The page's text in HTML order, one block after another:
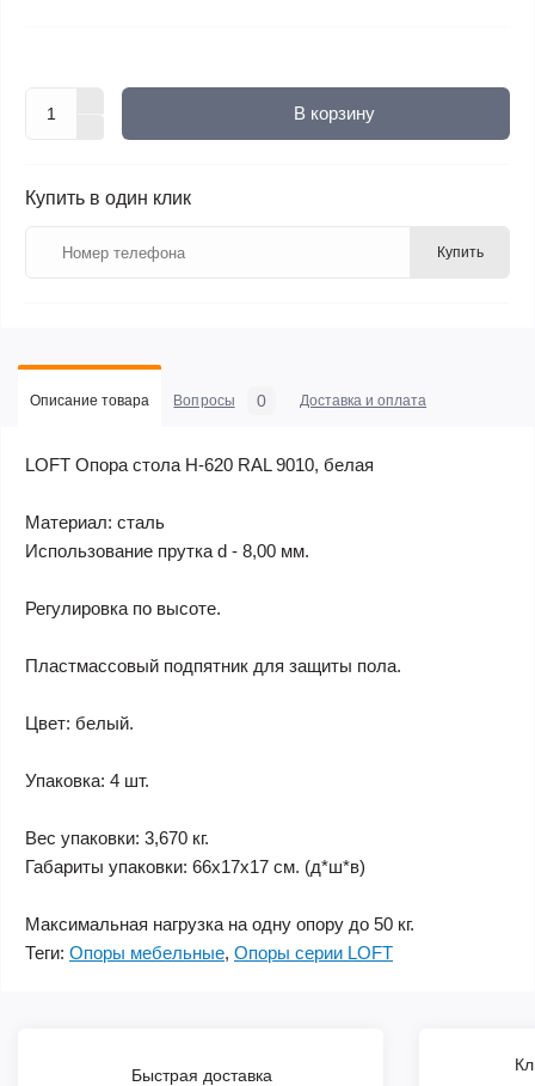
В корзину
Купить в один клик
Купить
Описание товара Вопросы 0 Доставка и оплата
LOFT Опора стола Н-620 RAL 9010, белая
Материал: сталь
Использование прутка d - 8,00 мм.
Регулировка по высоте.
Пластмассовый подпятник для защиты пола.
Цвет: белый.
Упаковка: 4 шт.
Вес упаковки: 3,670 кг.
Габариты упаковки: 66х17х17 см. (д*ш*в)
Максимальная нагрузка на одну опору до 50 кг.
Теги: Опоры мебельные, Опоры серии LOFT
Быстрая доставка